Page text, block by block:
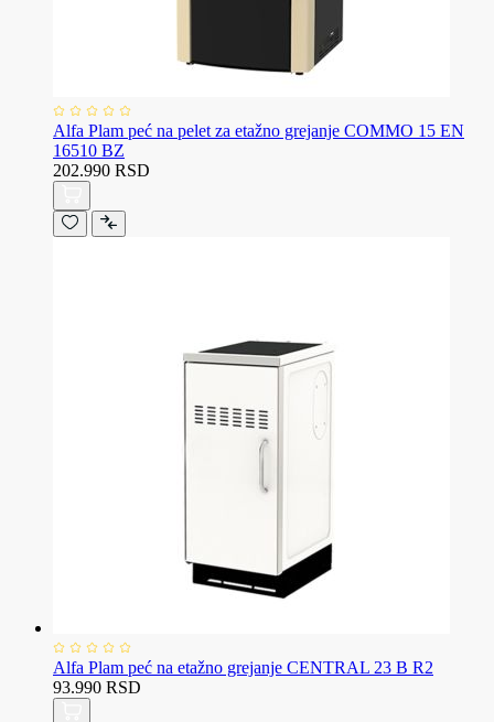
Alfa Plam peć na pelet za etažno grejanje COMMO 15 EN
16510 BZ
202.990 RSD
Alfa Plam peć na etažno grejanje CENTRAL 23 B R2
93.990 RSD